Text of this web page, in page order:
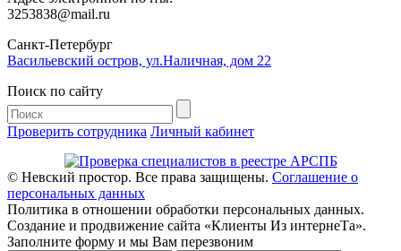
3253838@mail.ru
Cанкт-Петербург
Васильевский остров, ул.Наличная, дом 22
Поиск по сайту
Проверить сотрудника Личный кабинет
© Невский простор. Все права защищены. Соглашение о
персональных данных
Политика в отношении обработки персональных данных.
Создание и продвижение сайта «Клиенты Из интернеТа».
Заполните форму и мы Вам перезвоним